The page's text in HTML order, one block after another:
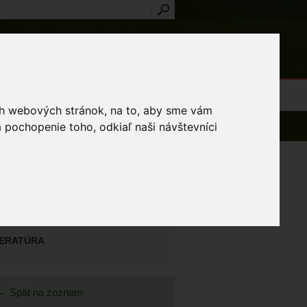
webových stránok, na to, aby sme vám
toho, odkiaľ naši návštevníci
Spät na zoznam